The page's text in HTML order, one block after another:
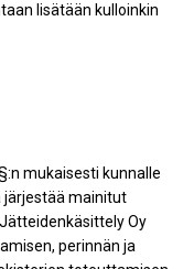
lisätään kulloinkin
mukaisesti kunnalle
järjestää mainitut
Oy
perinnän ja